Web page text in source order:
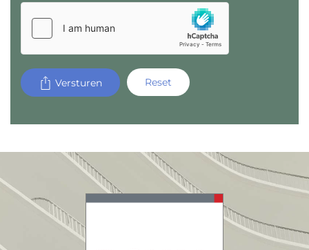
Versturen Reset